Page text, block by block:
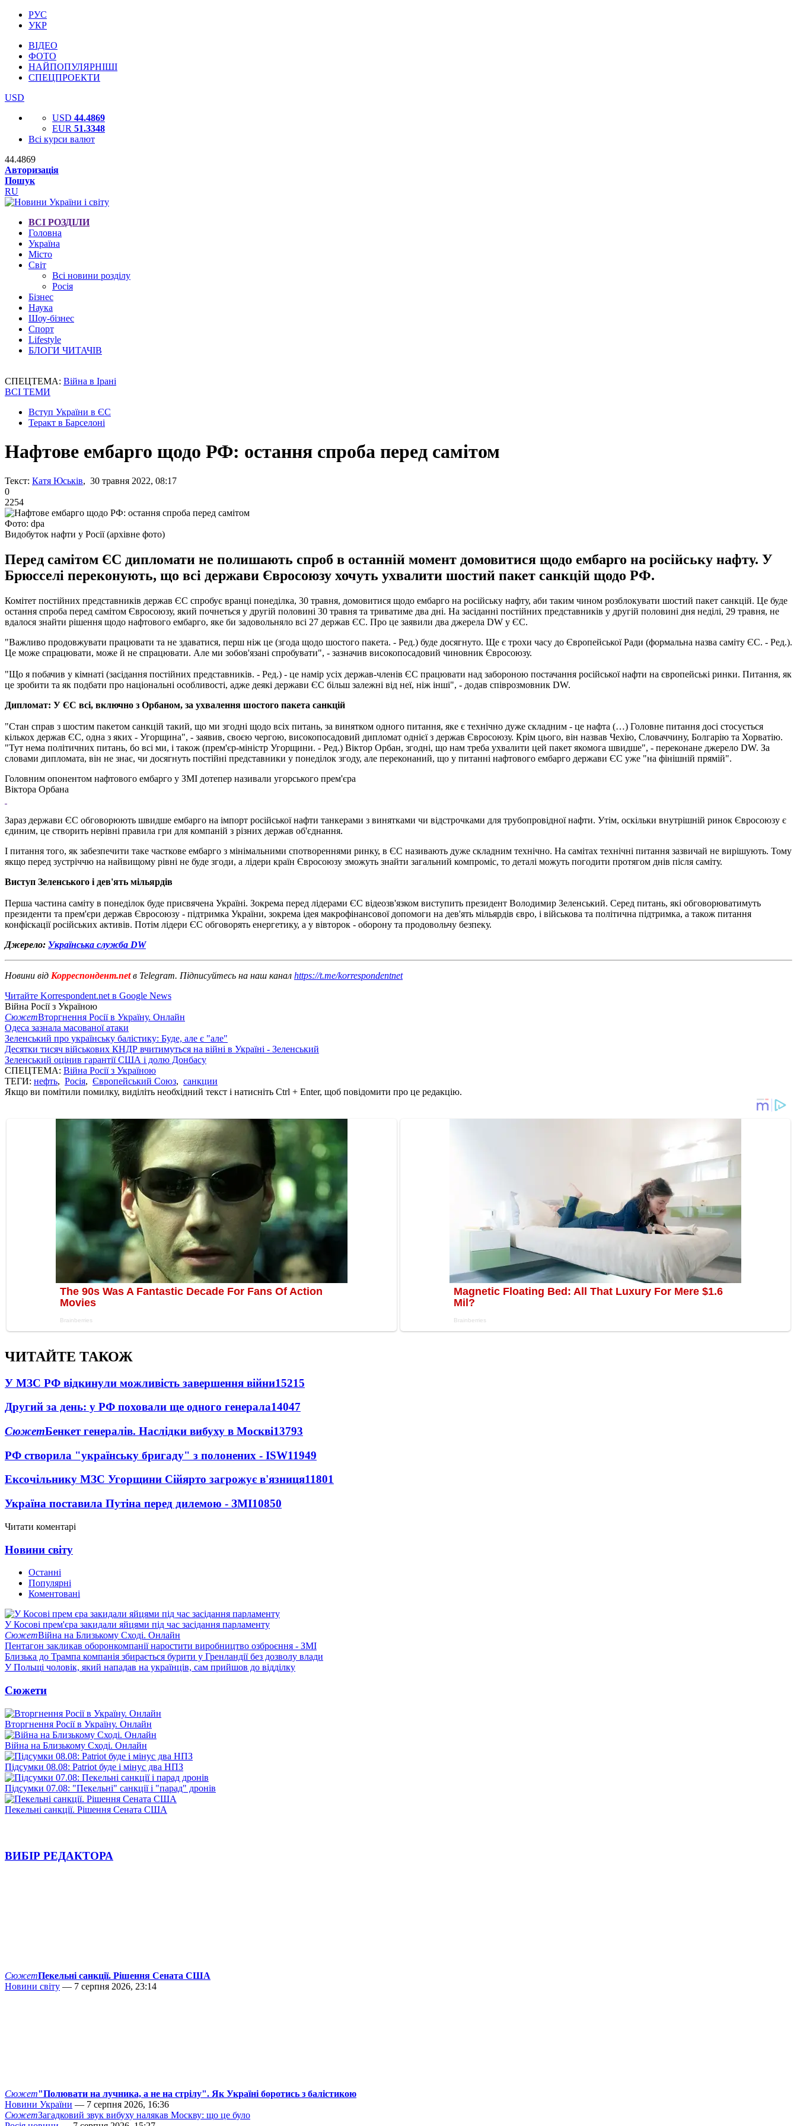
РУС
УКР
ВІДЕО
ФОТО
НАЙПОПУЛЯРНІШІ
СПЕЦПРОЕКТИ
USD
USD 44.4869
EUR 51.3348
Всі курси валют
44.4869
Авторизація
Пошук
RU
ВСІ РОЗДІЛИ
Головна
Україна
Місто
Світ
Всі новини розділу
Росія
Бізнес
Наука
Шоу-бізнес
Спорт
Lifestyle
БЛОГИ ЧИТАЧІВ
СПЕЦТЕМА: Війна в Ірані
ВСІ ТЕМИ
Вступ України в ЄС
Теракт в Барселоні
Нафтове ембарго щодо РФ: остання спроба перед самітом
Текст: Катя Юськів, 30 травня 2022, 08:17
0
2254
Фото: dpa
Видобуток нафти у Росії (архівне фото)
Перед самітом ЄС дипломати не полишають спроб в останній момент домовитися щодо ембарго на російську нафту. У
Брюсселі переконують, що всі держави Євросоюзу хочуть ухвалити шостий пакет санкцій щодо РФ.
Комітет постійних представників держав ЄС спробує вранці понеділка, 30 травня, домовитися щодо ембарго на російську нафту, аби таким чином розблокувати шостий пакет санкцій. Це буде
остання спроба перед самітом Євросоюзу, який почнеться у другій половині 30 травня та триватиме два дні. На засіданні постійних представників у другій половині дня неділі, 29 травня, не
вдалося знайти рішення щодо нафтового ембарго, яке би задовольняло всі 27 держав ЄС. Про це заявили два джерела DW у ЄС.
"Важливо продовжувати працювати та не здаватися, перш ніж це (згода щодо шостого пакета. - Ред.) буде досягнуто. Ще є трохи часу до Європейської Ради (формальна назва саміту ЄС. - Ред.).
Це може спрацювати, може й не спрацювати. Але ми зобов'язані спробувати", - зазначив високопосадовий чиновник Євросоюзу.
"Що я побачив у кімнаті (засідання постійних представників. - Ред.) - це намір усіх держав-членів ЄС працювати над забороною постачання російської нафти на європейські ринки. Питання, як
це зробити та як подбати про національні особливості, адже деякі держави ЄС більш залежні від неї, ніж інші", - додав співрозмовник DW.
Дипломат: У ЄС всі, включно з Орбаном, за ухвалення шостого пакета санкцій
"Стан справ з шостим пакетом санкцій такий, що ми згодні щодо всіх питань, за винятком одного питання, яке є технічно дуже складним - це нафта (…) Головне питання досі стосується
кількох держав ЄС, одна з яких - Угорщина", - заявив, своєю чергою, високопосадовий дипломат однієї з держав Євросоюзу. Крім цього, він назвав Чехію, Словаччину, Болгарію та Хорватію.
"Тут нема політичних питань, бо всі ми, і також (прем'єр-міністр Угорщини. - Ред.) Віктор Орбан, згодні, що нам треба ухвалити цей пакет якомога швидше", - переконане джерело DW. За
словами дипломата, він не знає, чи досягнуть постійні представники у понеділок згоду, але переконаний, що у питанні нафтового ембарго держави ЄС уже "на фінішній прямій".
Головним опонентом нафтового ембарго у ЗМІ дотепер називали угорського прем'єра
Віктора Орбана
Зараз держави ЄС обговорюють швидше ембарго на імпорт російської нафти танкерами з винятками чи відстрочками для трубопровідної нафти. Утім, оскільки внутрішній ринок Євросоюзу є
єдиним, це створить нерівні правила гри для компаній з різних держав об'єднання.
І питання того, як забезпечити таке часткове ембарго з мінімальними спотвореннями ринку, в ЄС називають дуже складним технічно. На самітах технічні питання зазвичай не вирішують. Тому
якщо перед зустріччю на найвищому рівні не буде згоди, а лідери країн Євросоюзу зможуть знайти загальний компроміс, то деталі можуть погодити протягом днів після саміту.
Виступ Зеленського і дев'ять мільярдів
Перша частина саміту в понеділок буде присвячена Україні. Зокрема перед лідерами ЄС відеозв'язком виступить президент Володимир Зеленський. Серед питань, які обговорюватимуть
президенти та прем'єри держав Євросоюзу - підтримка України, зокрема ідея макрофінансової допомоги на дев'ять мільярдів євро, і військова та політична підтримка, а також питання
конфіскації російських активів. Потім лідери ЄС обговорять енергетику, а у вівторок - оборону та продовольчу безпеку.
Джерело: Українська служба DW
Новини від Корреспондент.netв Telegram. Підписуйтесь на наш канал https://t.me/korrespondentnet
Читайте Korrespondent.net в Google News
Війна Росії з Україною
СюжетВторгнення Росії в Україну. Онлайн
Одеса зазнала масованої атаки
Зеленський про українську балістику: Буде, але є "але"
Десятки тисяч військових КНДР вчитимуться на війні в Україні - Зеленський
Зеленський оцінив гарантії США і долю Донбасу
СПЕЦТЕМА: Війна Росії з Україною
ТЕГИ: нефть, Росія, Європейський Союз, санкции
Якщо ви помітили помилку, виділіть необхідний текст і натисніть Ctrl + Enter, щоб повідомити про це редакцію.
ЧИТАЙТЕ ТАКОЖ
У МЗС РФ відкинули можливість завершення війни15215
Другий за день: у РФ поховали ще одного генерала14047
СюжетБенкет генералів. Наслідки вибуху в Москві13793
РФ створила "українську бригаду" з полонених - ISW11949
Ексочільнику МЗС Угорщини Сійярто загрожує в'язниця11801
Україна поставила Путіна перед дилемою - ЗМІ10850
Читати коментарі
Новини світу
Останні
Популярні
Коментовані
У Косові прем'єра закидали яйцями під час засідання парламенту
СюжетВійна на Близькому Сході. Онлайн
Пентагон закликав оборонкомпанії наростити виробництво озброєння - ЗМІ
Близька до Трампа компанія збирається бурити у Гренландії без дозволу влади
У Польщі чоловік, який нападав на українців, сам прийшов до відділку
Сюжети
Вторгнення Росії в Україну. Онлайн
Війна на Близькому Сході. Онлайн
Підсумки 08.08: Patriot буде і мінус два НПЗ
Підсумки 07.08: "Пекельні" санкції і "парад" дронів
Пекельні санкції. Рішення Сената США
ВИБІР РЕДАКТОРА
СюжетПекельні санкції. Рішення Сената США
Новини світу — 7 серпня 2026, 23:14
Сюжет"Полювати на лучника, а не на стрілу". Як Україні боротись з балістикою
Новини України — 7 серпня 2026, 16:36
СюжетЗагадковий звук вибуху налякав Москву: що це було